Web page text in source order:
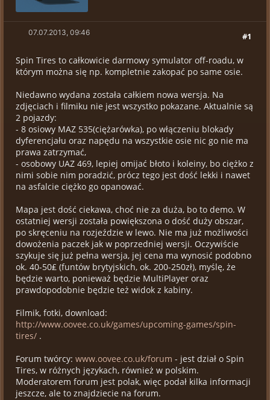
#1
07.07.2013, 09:46
Spin Tires to całkowicie darmowy symulator off-roadu, w
którym można się np. kompletnie zakopać po same osie.
Niedawno wydana została całkiem nowa wersja. Na
zdjęciach i filmiku nie jest wszystko pokazane. Aktualnie są
2 pojazdy:
- 8 osiowy MAZ 535(ciężarówka), po włączeniu blokady
dyferencjału oraz napędu na wszystkie osie nic go nie ma
prawa zatrzymać,
- osobowy UAZ 469, lepiej omijać błoto i koleiny, bo ciężko z
nimi sobie nim poradzić, prócz tego jest dość lekki i nawet
na asfalcie ciężko go opanować.
Mapa jest dość ciekawa, choć nie za duża, bo to demo. W
ostatniej wersji została powiększona o dość duży obszar,
po skręceniu na rozjeździe w lewo. Nie ma już możliwości
dowożenia paczek jak w poprzedniej wersji. Oczywiście
szykuje się już pełna wersja, jej cena ma wynosić podobno
ok. 40-50₤ (funtów brytyjskich, ok. 200-250zł), myślę, że
będzie warto, ponieważ będzie MultiPlayer oraz
prawdopodobnie będzie też widok z kabiny.
Filmik, fotki, download:
http://www.oovee.co.uk/games/upcoming-games/spin-
tires/ .
Forum twórcy: www.oovee.co.uk/forum - jest dział o Spin
Tires, w różnych językach, również w polskim.
Moderatorem forum jest polak, więc podał kilka informacji
jeszcze, ale to znajdziecie na forum.